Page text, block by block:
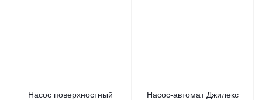
Насос поверхностный
Насос-автомат Джилекс